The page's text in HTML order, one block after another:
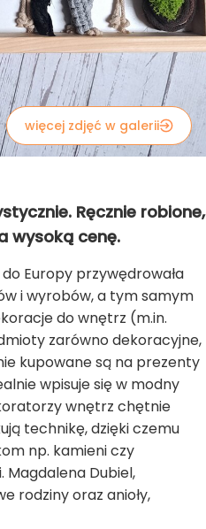
więcej zdjęć w galerii
Ręcznie robione,
wysoką cenę.
Europy przywędrowała
i wyrobów, a tym samym
do wnętrz (m.in.
zarówno dekoracyjne,
kupowane są na prezenty
wpisuje się w modny
wnętrz chętnie
technikę, dzięki czemu
np. kamieni czy
Magdalena Dubiel,
rodziny oraz anioły,